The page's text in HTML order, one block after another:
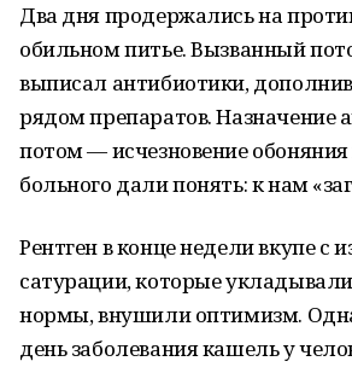
Два дня продержались на
обильном питье. Вызванный
выписал антибиотики,
рядом препаратов. Назначение
потом — исчезновение обоняния
больного дали понять: к нам
Рентген в конце недели вкупе с
сатурации, которые
нормы, внушили оптимизм.
день заболевания кашель у